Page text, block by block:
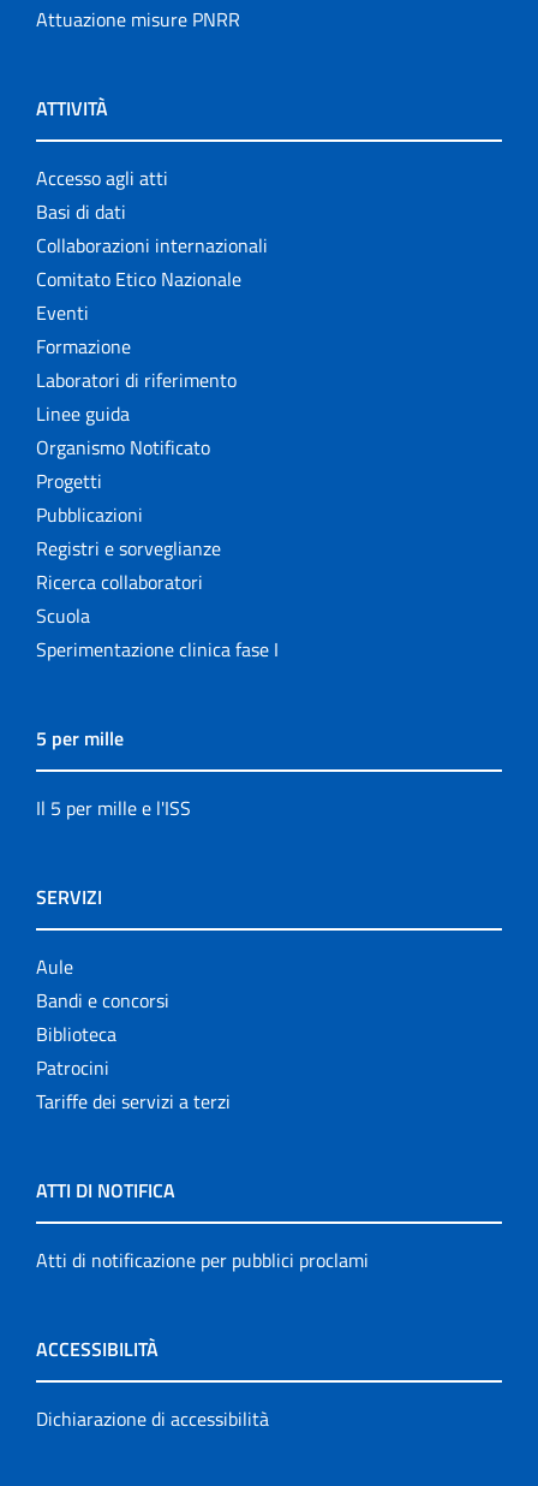
Attuazione misure PNRR
ATTIVITÀ
Accesso agli atti
Basi di dati
Collaborazioni internazionali
Comitato Etico Nazionale
Eventi
Formazione
Laboratori di riferimento
Linee guida
Organismo Notificato
Progetti
Pubblicazioni
Registri e sorveglianze
Ricerca collaboratori
Scuola
Sperimentazione clinica fase I
5 per mille
Il 5 per mille e l'ISS
SERVIZI
Aule
Bandi e concorsi
Biblioteca
Patrocini
Tariffe dei servizi a terzi
ATTI DI NOTIFICA
Atti di notificazione per pubblici proclami
ACCESSIBILITÀ
Dichiarazione di accessibilità